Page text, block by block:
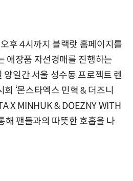
후 4시까지 블랙랏 홈페이지를
애장품 자선경매를 진행하는
일간 서울 성수동 프로젝트 렌
‘몬스타엑스 민혁 & 더즈니
X MINHUK & DOEZNY WITH
해 팬들과의 따뜻한 호흡을 나